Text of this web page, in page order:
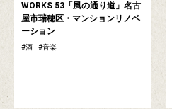
WORKS 53「風の通り道」名古
屋市瑞穂区・マンションリノベ
ーション
酒 音楽